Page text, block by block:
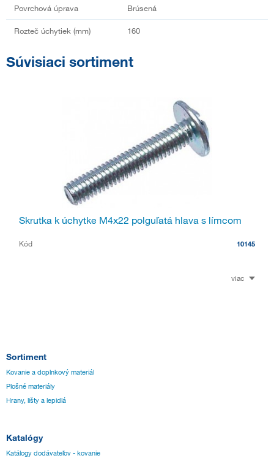
Povrchová úprava Brúsená
Rozteč úchytiek (mm) 160
Súvisiaci sortiment
Skrutka k úchytke M4x22 polguľatá hlava s límcom
Kód 10145
viac
Sortiment
Kovanie a doplnkový materiál
Plošné materiály
Hrany, lišty a lepidlá
Katalógy
Katálogy dodávateľov - kovanie